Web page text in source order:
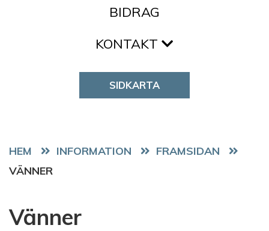
BIDRAG
KONTAKT
SIDKARTA
HEM
FRAMSIDAN
VÄNNER
Vänner